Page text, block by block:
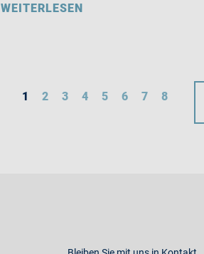
WEITERLESEN
1 2 3 4 5 6 7 8